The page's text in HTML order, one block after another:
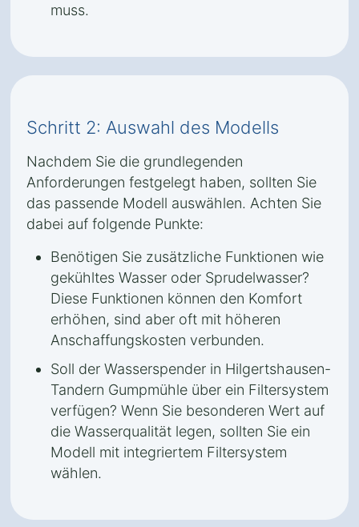
muss.
Schritt 2: Auswahl des Modells
Nachdem Sie die grundlegenden
Anforderungen festgelegt haben, sollten Sie
das passende Modell auswählen. Achten Sie
dabei auf folgende Punkte:
Benötigen Sie zusätzliche Funktionen wie
gekühltes Wasser oder Sprudelwasser?
Diese Funktionen können den Komfort
erhöhen, sind aber oft mit höheren
Anschaffungskosten verbunden.
Soll der Wasserspender in Hilgertshausen-
Tandern Gumpmühle über ein Filtersystem
verfügen? Wenn Sie besonderen Wert auf
die Wasserqualität legen, sollten Sie ein
Modell mit integriertem Filtersystem
wählen.